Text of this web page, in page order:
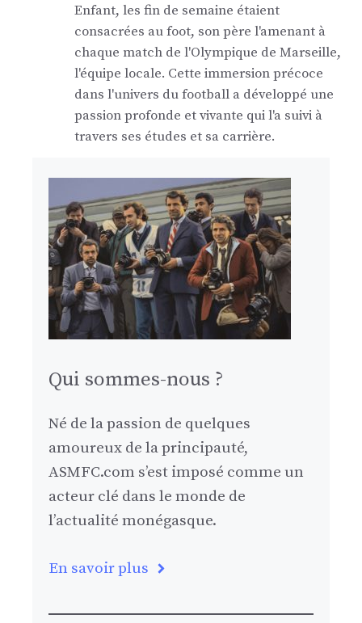
Enfant, les fin de semaine étaient
consacrées au foot, son père l'amenant à
chaque match de l'Olympique de Marseille,
l'équipe locale. Cette immersion précoce
dans l'univers du football a développé une
passion profonde et vivante qui l'a suivi à
travers ses études et sa carrière.
Qui sommes-nous ?
Né de la passion de quelques
amoureux de la principauté,
ASMFC.com s’est imposé comme un
acteur clé dans le monde de
l’actualité monégasque.
En savoir plus